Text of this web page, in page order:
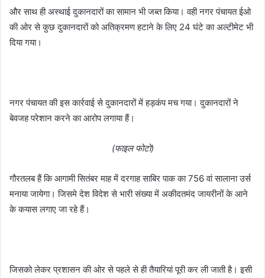
और साथ ही अस्थाई दुकानदारों का सामान भी जब्त किया। वही नगर पंचायत ईओ
की ओर से कुछ दुकानदारों को अतिक्रमण हटाने के लिए 24 घंटे का अल्टीमेट भी
दिया गया।
नगर पंचायत की इस कार्रवाई से दुकानदारों में हड़कंप मच गया। दुकानदारों ने
बेवजह परेशान करने का आरोप लगाया हैं।
(फाइल फोटो)
गौरतलब हैं कि आगामी सितंबर माह में दरगाह साबिर पाक का 756 वां सालाना उर्स
मनाया जायेगा। जिसमे देश विदेश से भारी संख्या में अकीदतमंद जायरीनों के आने
के कयास लगाए जा रहे हैं।
जिसको लेकर प्रशासन की ओर से पहले से ही तैयारियां पूरी कर ली जाती है। इसी